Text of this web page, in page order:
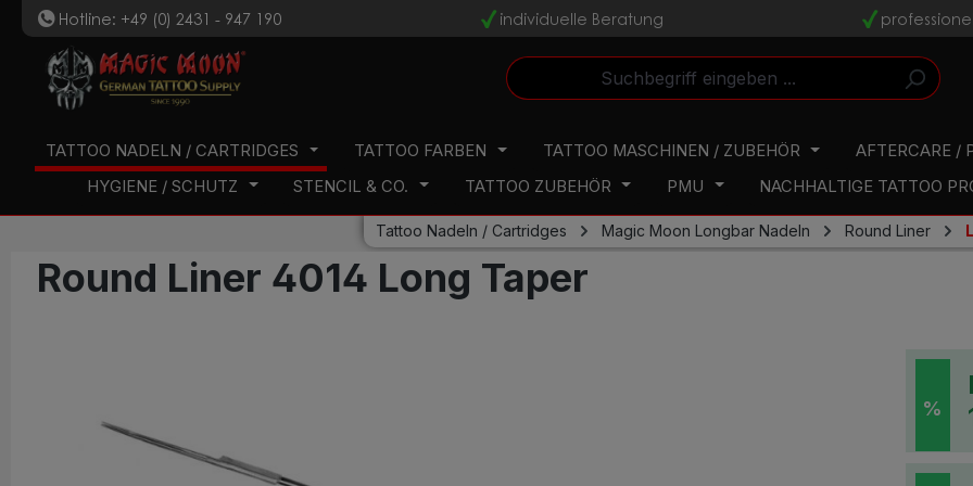
Hauptinhalt springen
Zur Suche springen
Zur Hauptnavigation springen
tHotline: +49 (0) 2431 - 947 190 vindividuelle Beratung v
TATTOO NADELN / CARTRIDGES TATTOO FARBEN TATTOO MASCHINEN / ZUBEHÖR AFTERCARE /
HYGIENE / SCHUTZ
STENCIL & CO. TATTOO ZUBEHÖR PMU NACHHALTIGE TATTOO
Tattoo Nadeln / Cartridges Magic Moon Longbar Nadeln Round Liner
Round Liner 4014 Long Taper
%